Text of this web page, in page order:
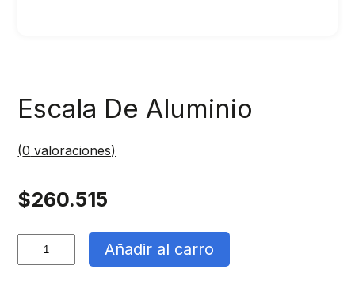
Escala De Aluminio
(0 valoraciones)
$260.515
Escala
Añadir al carro